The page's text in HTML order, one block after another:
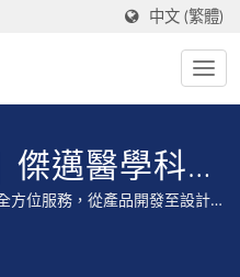
中文 (繁體)
邁醫學科技
方位服務，從產品開發至設計
國醫療器材認證的全方位專